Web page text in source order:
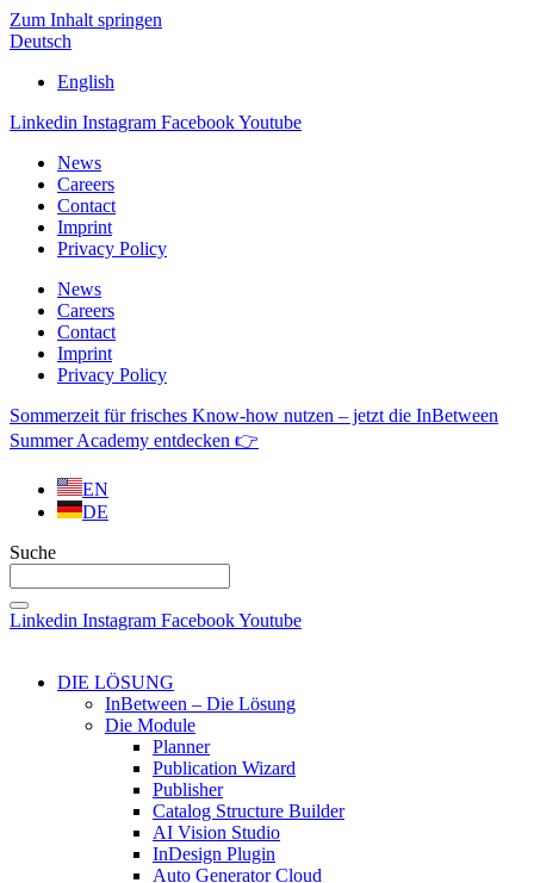
Zum Inhalt springen
Deutsch
English
Linkedin Instagram FacebookYoutube
News
Careers
Contact
Imprint
Privacy Policy
News
Careers
Contact
Imprint
Privacy Policy
Sommerzeit für frisches Know-how nutzen – jetzt die InBetween
Summer Academy entdecken 👉
EN
DE
Suche
Linkedin Instagram FacebookYoutube
DIE LÖSUNG
InBetween – Die Lösung
Die Module
Planner
Publication Wizard
Publisher
Catalog Structure Builder
AI Vision Studio
InDesign Plugin
Auto Generator Cloud